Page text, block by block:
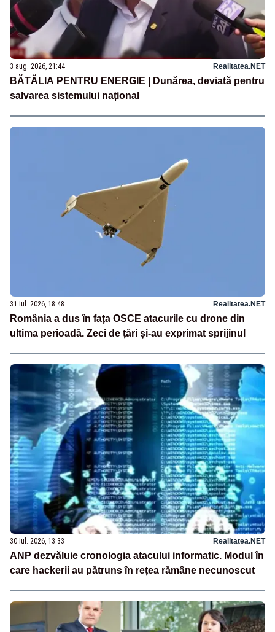
3 aug. 2026, 21:44 Realitatea.NET
BĂTĂLIA PENTRU ENERGIE | Dunărea, deviată pentru
salvarea sistemului național
31 iul. 2026, 18:48 Realitatea.NET
România a dus în fața OSCE atacurile cu drone din
ultima perioadă. Zeci de țări și-au exprimat sprijinul
30 iul. 2026, 13:33 Realitatea.NET
ANP dezvăluie cronologia atacului informatic. Modul în
care hackerii au pătruns în rețea rămâne necunoscut